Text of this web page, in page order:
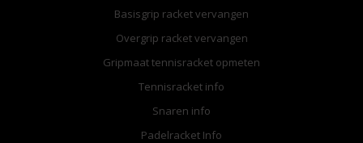
Basisgrip racket vervangen
Overgrip racket vervangen
Gripmaat tennisracket opmeten
Tennisracket info
Snaren info
Padelracket Info